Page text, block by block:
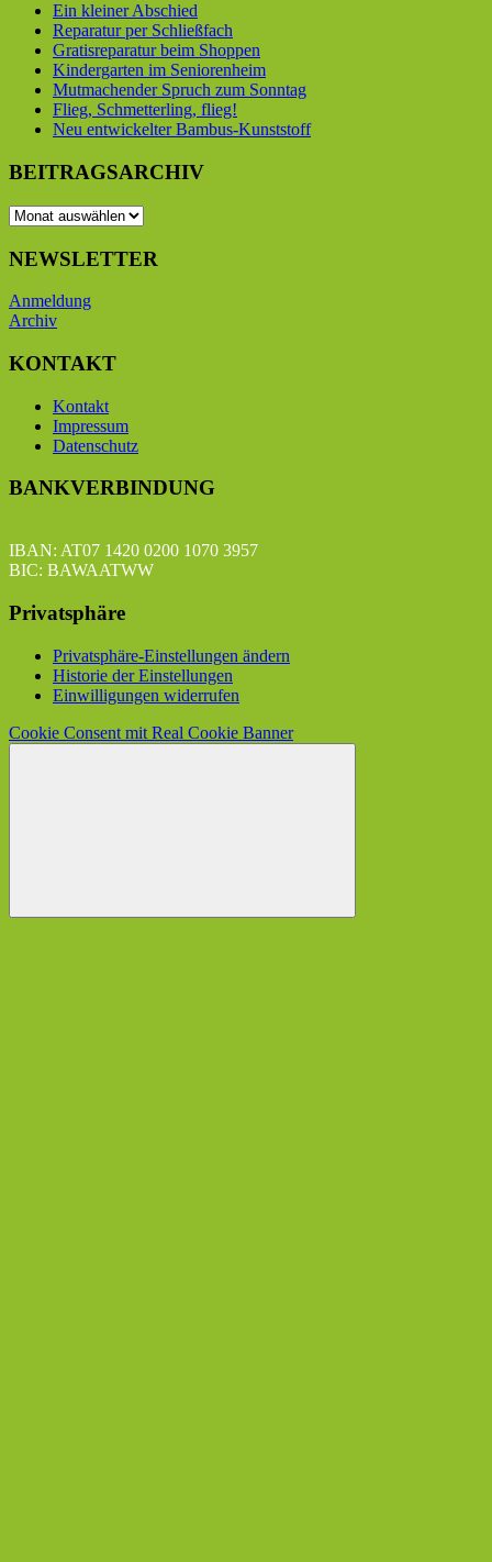
Ein kleiner Abschied
Reparatur per Schließfach
Gratisreparatur beim Shoppen
Kindergarten im Seniorenheim
Mutmachender Spruch zum Sonntag
Flieg, Schmetterling, flieg!
Neu entwickelter Bambus-Kunststoff
BEITRAGSARCHIV
BEITRAGSARCHIV
NEWSLETTER
Anmeldung
Archiv
KONTAKT
Kontakt
Impressum
Datenschutz
BANKVERBINDUNG
IBAN: AT07 1420 0200 1070 3957
BIC: BAWAATWW
Privatsphäre
Privatsphäre-Einstellungen ändern
Historie der Einstellungen
Einwilligungen widerrufen
Cookie Consent mit Real Cookie Banner